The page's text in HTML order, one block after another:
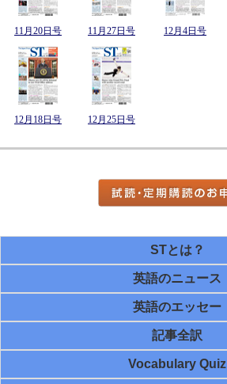
11月20日号 11月27日号 12月4日号
12月18日号 12月25日号
STとは？
英語のニュース
英語のエッセー
記事全訳
Vocabulary Quiz